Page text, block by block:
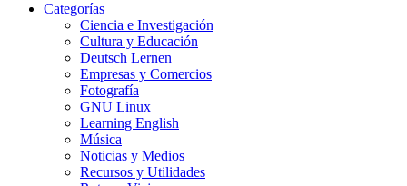
Categorías
Ciencia e Investigación
Cultura y Educación
Deutsch Lernen
Empresas y Comercios
Fotografía
GNU Linux
Learning English
Música
Noticias y Medios
Recursos y Utilidades